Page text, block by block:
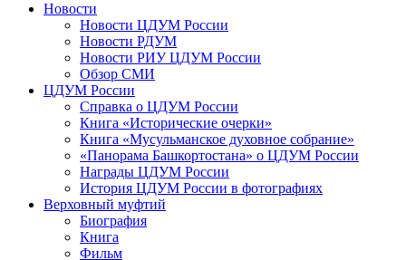
Новости
Новости ЦДУМ России
Новости РДУМ
Новости РИУ ЦДУМ России
Обзор СМИ
ЦДУМ России
Справка о ЦДУМ России
Книга «Исторические очерки»
Книга «Мусульманское духовное собрание»
«Панорама Башкортостана» о ЦДУМ России
Награды ЦДУМ России
История ЦДУМ России в фотографиях
Верховный муфтий
Биография
Книга
Фильм